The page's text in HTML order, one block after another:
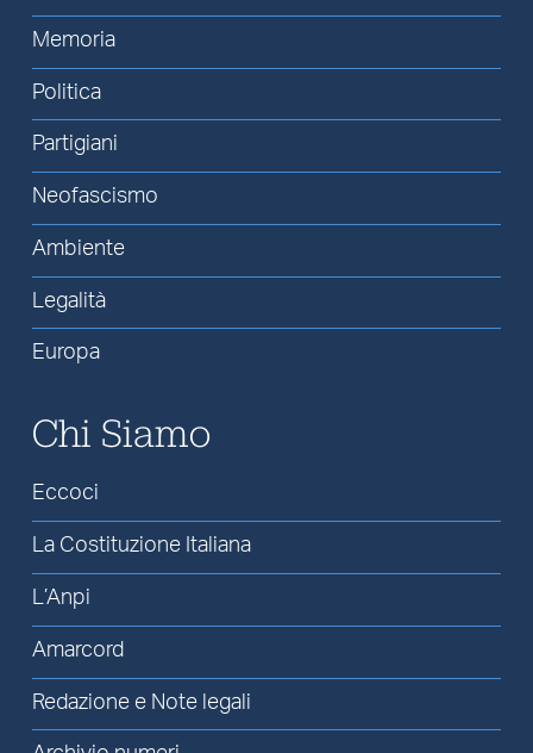
Memoria
Politica
Partigiani
Neofascismo
Ambiente
Legalità
Europa
Chi Siamo
Eccoci
La Costituzione Italiana
L’Anpi
Amarcord
Redazione e Note legali